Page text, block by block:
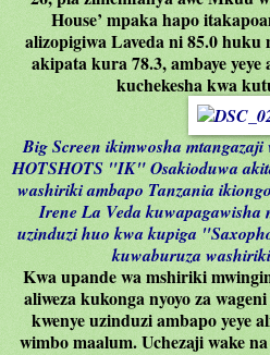
House’ mpaka hapo
alizopigiwa Laveda ni 85.0
akipata kura 78.3, ambaye yeye
kuchekesha kwa
Big Screen ikimwosha
HOTSHOTS "IK" Osakioduwa
washiriki ambapo Tanzania
Irene La Veda
uzinduzi huo kwa kupiga
kuwaburuza
Kwa upande wa mshiriki
aliweza kukonga nyoyo za
kwenye uzinduzi ambapo yeye
wimbo maalum. Uchezaji wake